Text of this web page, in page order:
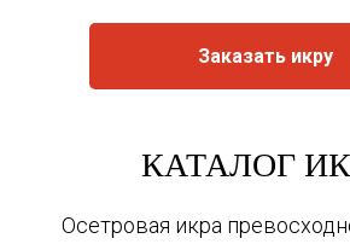
Заказать икру
КАТАЛОГ
Осетровая икра